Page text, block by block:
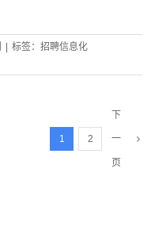
| 标签： 招聘信息化
1 2
下
一
页